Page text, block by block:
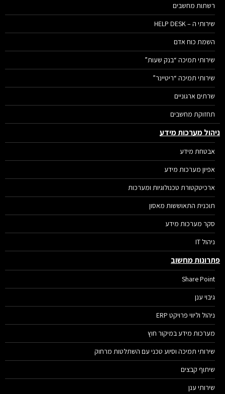
רשתות מחשבים
שירותי ה – HELP DESK
השמת כוח אדם
שירותי תמיכה “בנק שעות”
שירותי תמיכה “ריטיינר”
שרתים ארגוניים
תחזוקת מחשבים
מערכות מידע
אבטחת מידע
אפיון מערכות מידע
ארכיטקטורת טכנולוגיות ומערכות
תוכנית התאוששות מאסון
סקר מערכות מידע
ניהול IT
מחשוב
Share Point
גיבוי ענן
ניהול וליווי פרויקט ERP
מערכות מידע במיקור חוץ
שירותי תמיכה וסיוע טכני עם השתלטות מרחוק
שיתוף קבצים
שירותי ענן